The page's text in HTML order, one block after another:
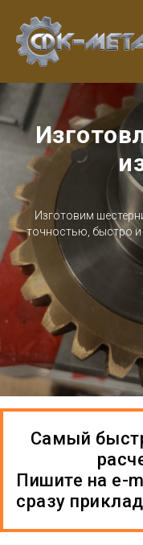
Изготовим
точностью, быстро
Самый
Пишите на e-
сразу